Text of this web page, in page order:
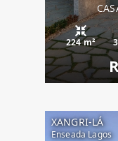
224 m²
XANGRI-LÁ
Enseada Lagos